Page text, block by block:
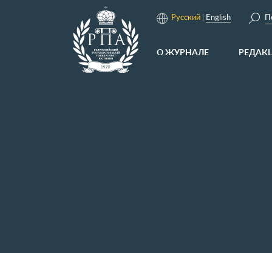
Русский English
О ЖУРНАЛЕ